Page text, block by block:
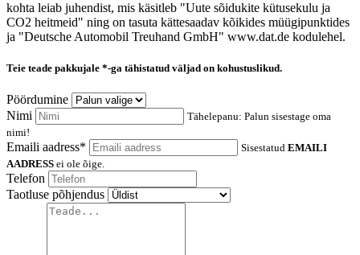
kohta leiab juhendist, mis käsitleb "Uute sõidukite kütusekulu ja
CO2 heitmeid" ning on tasuta kättesaadav kõikides müügipunktides
ja "Deutsche Automobil Treuhand GmbH" www.dat.de kodulehel.
Teie teade pakkujale *-ga tähistatud väljad on kohustuslikud.
Pöördumine
Nimi
Tähelepanu: Palun sisestage oma
nimi!
Emaili aadress* Sisestatud EMAILI
AADRESS ei ole õige.
Telefon
Taotluse põhjendus